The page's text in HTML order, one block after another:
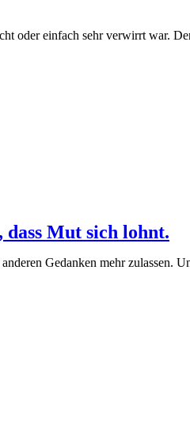
oder einfach sehr verwirrt war.
dass Mut sich lohnt.
Gedanken mehr zulassen.